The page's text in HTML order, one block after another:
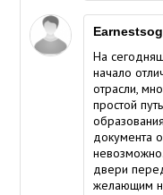
Earnestsog
На
начало
отрасли,
простой
документа
двери
желающим